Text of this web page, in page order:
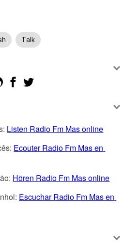
Talk
Listen Radio Fm Mas online
Ecouter Radio Fm Mas en
Hören Radio Fm Mas online
Escuchar Radio Fm Mas en